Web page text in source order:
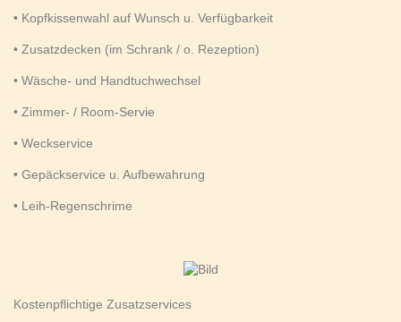
• Kopfkissenwahl auf Wunsch u. Verfügbarkeit
• Zusatzdecken (im Schrank / o. Rezeption)
• Wäsche- und Handtuchwechsel
• Zimmer- / Room-Servie
• Weckservice
• Gepäckservice u. Aufbewahrung
• Leih-Regenschrime
Kostenpflichtige Zusatzservices